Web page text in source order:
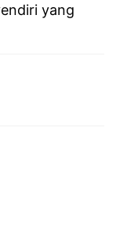
yang